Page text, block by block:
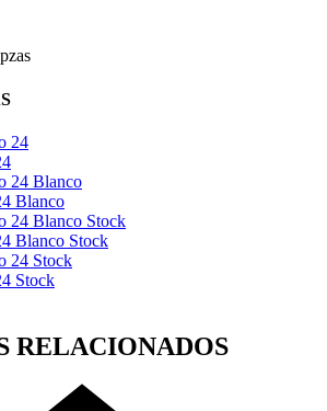
Blanco
Blanco Stock
Stock
RELACIONADOS